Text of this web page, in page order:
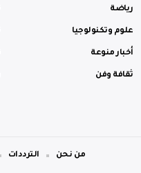
رياضة
علوم وتكنولوجيا
أخبار منوعة
ثقافة وفن
من نحن الترددات